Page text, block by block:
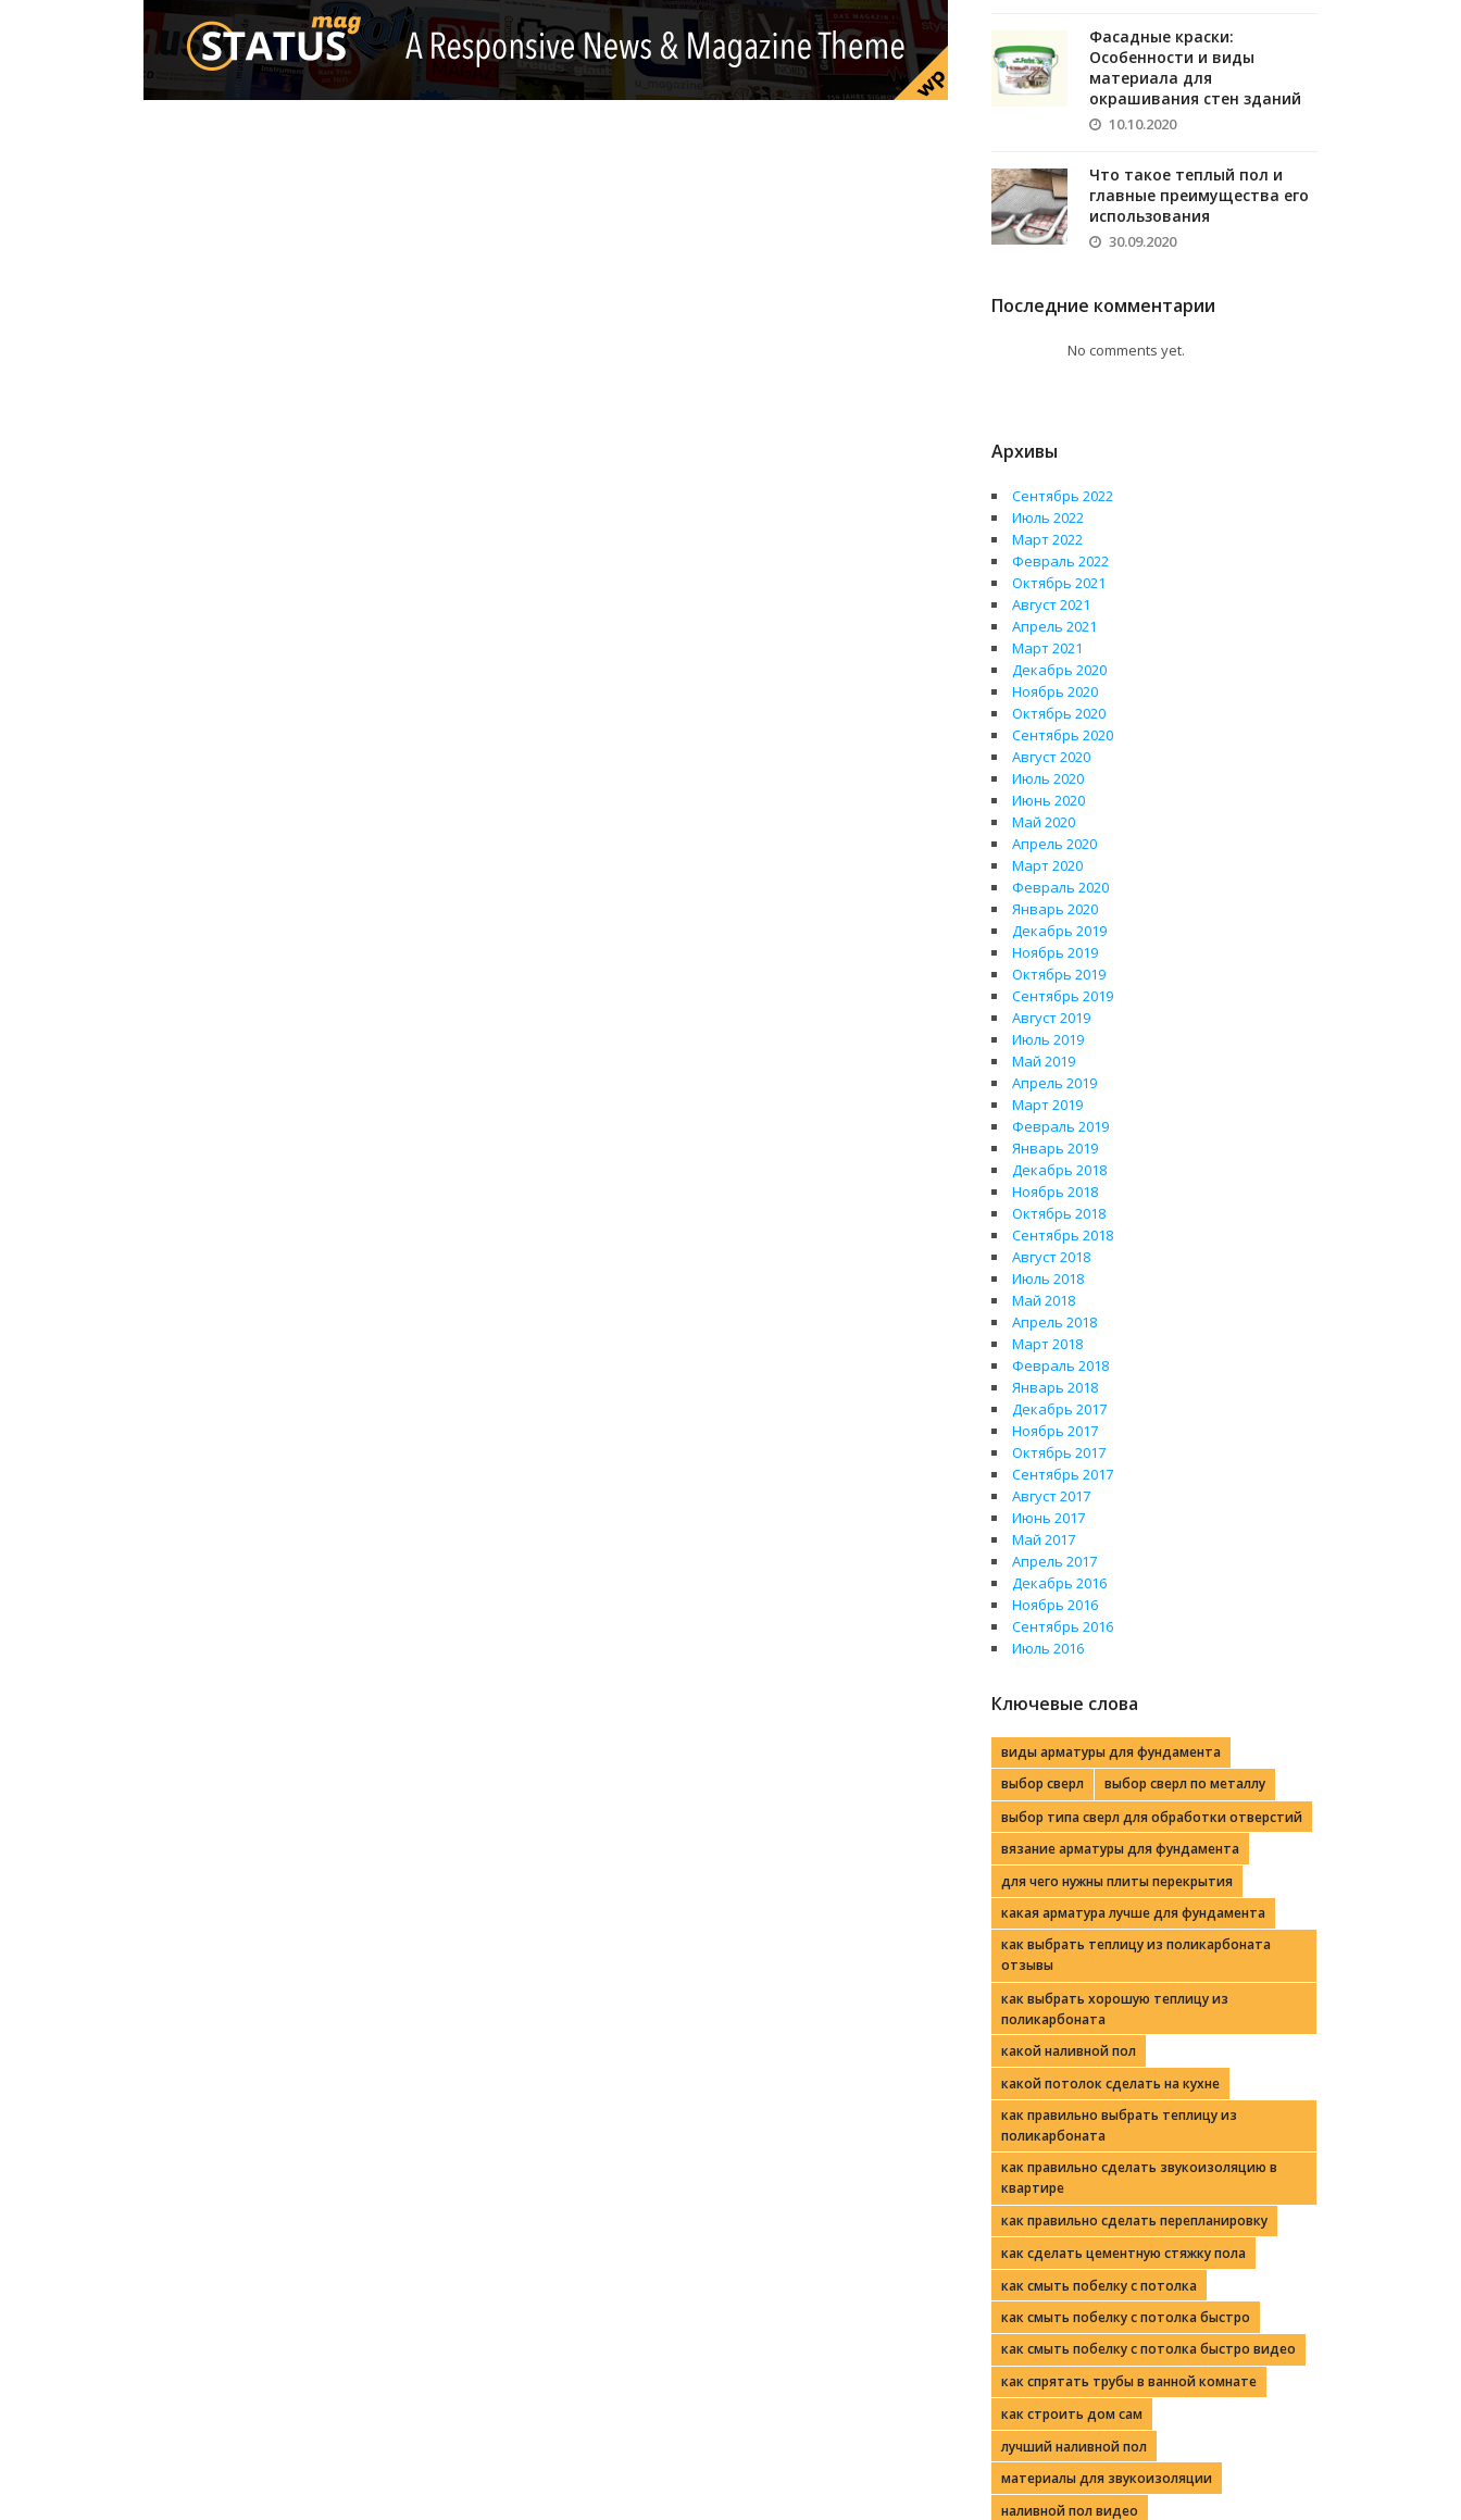
Фасадные краски:
Особенности и виды
материала для
окрашивания стен зданий
10.10.2020
Что такое теплый пол и
главные преимущества его
использования
30.09.2020
Последние комментарии
No comments yet.
Архивы
Сентябрь 2022
Июль 2022
Март 2022
Февраль 2022
Октябрь 2021
Август 2021
Апрель 2021
Март 2021
Декабрь 2020
Ноябрь 2020
Октябрь 2020
Сентябрь 2020
Август 2020
Июль 2020
Июнь 2020
Май 2020
Апрель 2020
Март 2020
Февраль 2020
Январь 2020
Декабрь 2019
Ноябрь 2019
Октябрь 2019
Сентябрь 2019
Август 2019
Июль 2019
Май 2019
Апрель 2019
Март 2019
Февраль 2019
Январь 2019
Декабрь 2018
Ноябрь 2018
Октябрь 2018
Сентябрь 2018
Август 2018
Июль 2018
Май 2018
Апрель 2018
Март 2018
Февраль 2018
Январь 2018
Декабрь 2017
Ноябрь 2017
Октябрь 2017
Сентябрь 2017
Август 2017
Июнь 2017
Май 2017
Апрель 2017
Декабрь 2016
Ноябрь 2016
Сентябрь 2016
Июль 2016
Ключевые слова
виды арматуры для фундамента
выбор сверл
выбор сверл по металлу
выбор типа сверл для обработки отверстий
вязание арматуры для фундамента
для чего нужны плиты перекрытия
какая арматура лучше для фундамента
как выбрать теплицу из поликарбоната
отзывы
как выбрать хорошую теплицу из
поликарбоната
какой наливной пол
какой потолок сделать на кухне
как правильно выбрать теплицу из
поликарбоната
как правильно сделать звукоизоляцию в
квартире
как правильно сделать перепланировку
как сделать цементную стяжку пола
как смыть побелку с потолка
как смыть побелку с потолка быстро
как смыть побелку с потолка быстро видео
как спрятать трубы в ванной комнате
как строить дом сам
лучший наливной пол
материалы для звукоизоляции
наливной пол видео